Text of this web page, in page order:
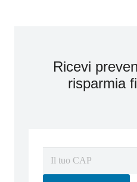
Ricevi
risparmia